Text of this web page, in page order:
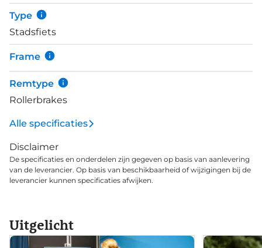
die ook prima werken in de regen en ook nog eens
onderhoudsarm zijn. Comfort wordt geboden door
de verende voorvork en de verende zadelpen.
Daarmee worden klinkerwegen eenvoudiger te
bedwingen en geniet je van meer en langer
comfort.
Type
Stadsfiets
Frame
Remtype
Rollerbrakes
Alle specificaties
Disclaimer
De specificaties en onderdelen zijn gegeven op basis van aanlevering
van de leverancier. Op basis van beschikbaarheid of wijzigingen bij de
leverancier kunnen specificaties afwijken.
Uitgelicht